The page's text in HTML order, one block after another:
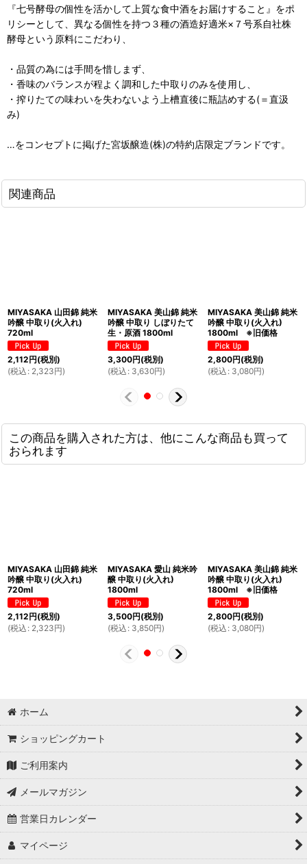
『七号酵母の個性を活かして上質な食中酒をお届けすること』をポ
リシーとして、異なる個性を持つ３種の酒造好適米×７号系自社株
酵母という原料にこだわり、
・品質の為には手間を惜しまず、
・香味のバランスが程よく調和した中取りのみを使用し、
・搾りたての味わいを失わないよう上槽直後に瓶詰めする(＝直汲
み)
…をコンセプトに掲げた宮坂醸造(株)の特約店限定ブランドです。
関連商品
MIYASAKA 山田錦 純米
吟醸 中取り(火入れ)
720ml
2,112円(税別)
(税込 : 2,323円)
MIYASAKA 美山錦 純米
吟醸 中取り しぼりたて
生・原酒 1800ml
3,300円(税別)
(税込 : 3,630円)
MIYASAKA 美山錦 純米
吟醸 中取り(火入れ)
1800ml ※旧価格
2,800円(税別)
(税込 : 3,080円)
この商品を購入された方は、他にこんな商品も買って
おられます
MIYASAKA 山田錦 純米
吟醸 中取り(火入れ)
720ml
2,112円(税別)
(税込 : 2,323円)
MIYASAKA 愛山 純米吟
醸 中取り(火入れ)
1800ml
3,500円(税別)
(税込 : 3,850円)
MIYASAKA 美山錦 純米
吟醸 中取り(火入れ)
1800ml ※旧価格
2,800円(税別)
(税込 : 3,080円)
ホーム
ショッピングカート
ご利用案内
メールマガジン
営業日カレンダー
マイページ